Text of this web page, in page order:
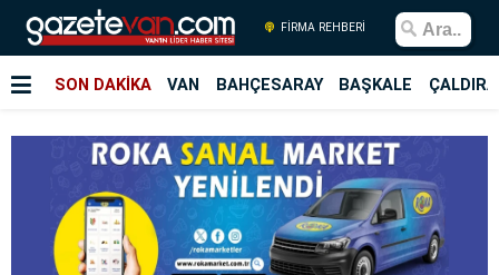
FİRMA REHBERİ
SON DAKİKA VAN BAHÇESARAY BAŞKALE